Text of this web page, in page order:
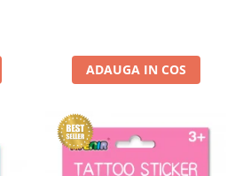
ADAUGA IN COS